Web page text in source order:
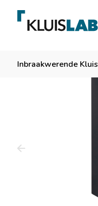
Inbraakwerende Kluis